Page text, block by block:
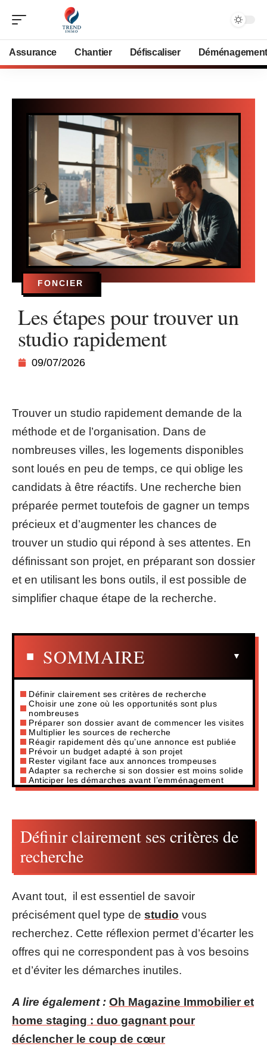
Assurance Chantier Défiscaliser Déménagement
FONCIER
Les étapes pour trouver un
studio rapidement
09/07/2026
Trouver un studio rapidement demande de la
méthode et de l’organisation. Dans de
nombreuses villes, les logements disponibles
sont loués en peu de temps, ce qui oblige les
candidats à être réactifs. Une recherche bien
préparée permet toutefois de gagner un temps
précieux et d’augmenter les chances de
trouver un studio qui répond à ses attentes. En
définissant son projet, en préparant son dossier
et en utilisant les bons outils, il est possible de
simplifier chaque étape de la recherche.
SOMMAIRE
Définir clairement ses critères de recherche
Choisir une zone où les opportunités sont plus
nombreuses
Préparer son dossier avant de commencer les visites
Multiplier les sources de recherche
Réagir rapidement dès qu’une annonce est publiée
Prévoir un budget adapté à son projet
Rester vigilant face aux annonces trompeuses
Adapter sa recherche si son dossier est moins solide
Anticiper les démarches avant l’emménagement
Définir clairement ses critères de
recherche
Avant tout, il est essentiel de savoir
précisément quel type de studio vous
recherchez. Cette réflexion permet d’écarter les
offres qui ne correspondent pas à vos besoins
et d’éviter les démarches inutiles.
A lire également : Oh Magazine Immobilier et
home staging : duo gagnant pour
déclencher le coup de cœur